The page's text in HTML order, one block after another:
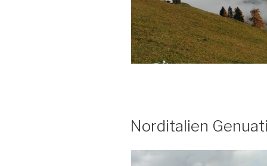
Norditalien